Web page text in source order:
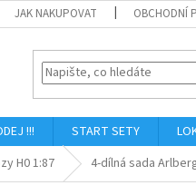
JAK NAKUPOVAT OBCHODNÍ
!!! START SETY
H0 1:87 4-dílná sada